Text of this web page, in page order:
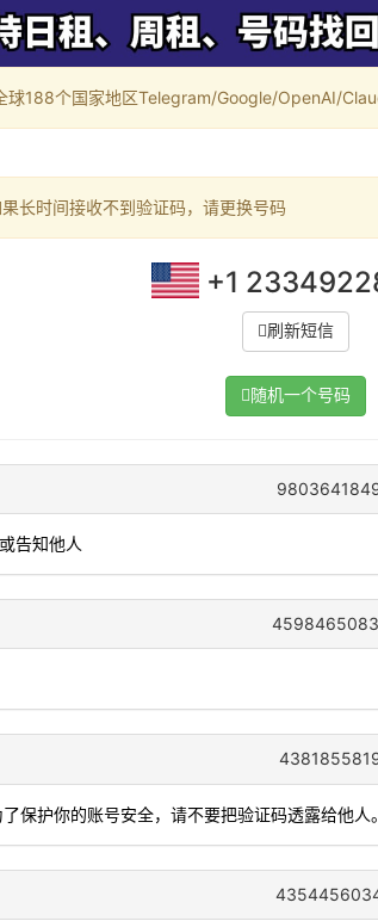
球188个国家地区Telegram/Google/OpenAI/
长时间接收不到验证码，请更换号码
+1
刷新短信
随机一个号码
告知他人
保护你的账号安全，请不要把验证码透露给他人。